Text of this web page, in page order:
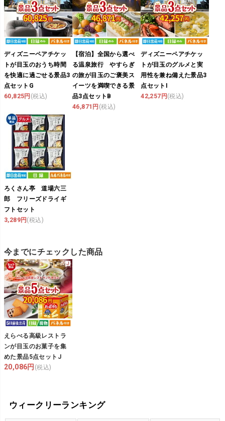
ディズニーペアチケッ
トが目玉のおうち時間
を快適に過ごせる景品3
点セットG
60,825円 (税込)
【宿泊】全国から選べ
る温泉旅行 やすらぎ
の旅が目玉のご褒美ス
イーツを満喫できる景
品3点セットB
46,871円 (税込)
ディズニーペアチケッ
トが目玉のグルメと実
用性を兼ね備えた景品3
点セットI
42,257円(税込)
ろくさん亭 道場六三
郎 フリーズドライギ
フトセット
3,289円(税込)
今までにチェックした商品
えらべる高級レストラ
ンが目玉のお菓子を集
めた景品5点セットJ
20,086円 (税込)
ウィークリーランキング